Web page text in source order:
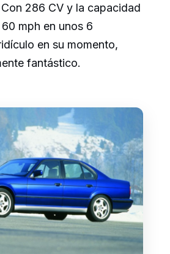
286 CV y la capacidad
mph en unos 6
en su momento,
fantástico.